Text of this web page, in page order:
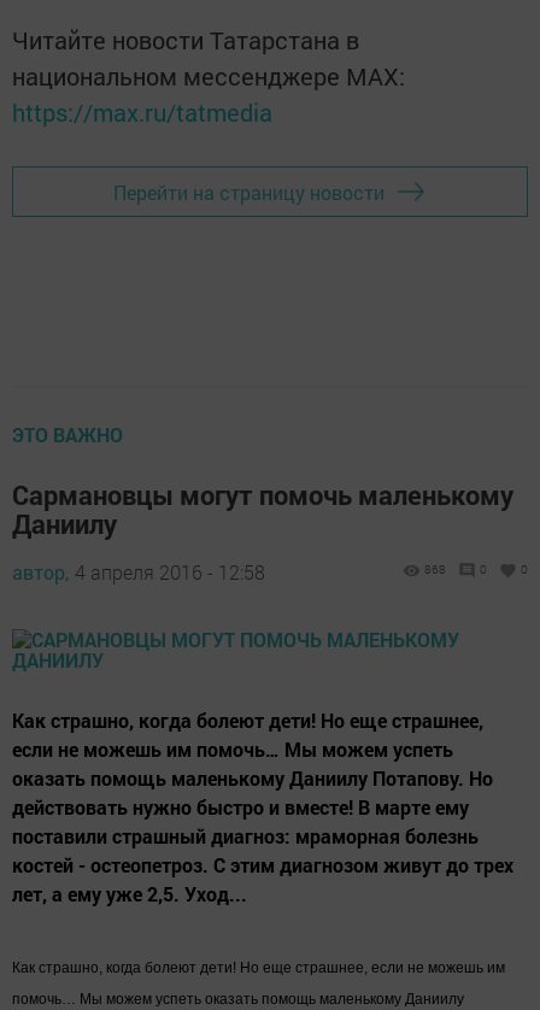
Читайте новости Татарстана в
национальном мессенджере MАХ:
https://max.ru/tatmedia
Перейти на страницу новости
ЭТО ВАЖНО
Сармановцы могут помочь маленькому
Даниилу
автор, 4 апреля 2016 - 12:58 868 0 0
Как страшно, когда болеют дети! Но еще страшнее,
если не можешь им помочь… Мы можем успеть
оказать помощь маленькому Даниилу Потапову. Но
действовать нужно быстро и вместе! В марте ему
поставили страшный диагноз: мраморная болезнь
костей - остеопетроз. С этим диагнозом живут до трех
лет, а ему уже 2,5. Уход...
Как страшно, когда болеют дети! Но еще страшнее, если не можешь им
помочь… Мы можем успеть оказать помощь маленькому Даниилу